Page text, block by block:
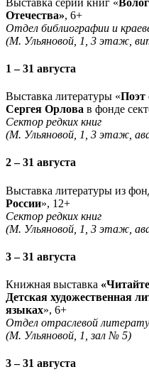
Отечества», 6+
Отдел библиографии и
(М. Ульяновой, 1, 3 этаж,
1 – 31 августа
Выставка литературы «Поэт
Сергея Орлова в фонде
Сектор редких книг
(М. Ульяновой, 1, 3 этаж,
2 – 31 августа
Выставка литературы из
России», 12+
Сектор редких книг
(М. Ульяновой, 1, 3 этаж,
3 – 31 августа
Книжная выставка
Детская художественная
языках», 6+
Отдел отраслевой
(М. Ульяновой, 1, зал № 5)
3 – 31 августа